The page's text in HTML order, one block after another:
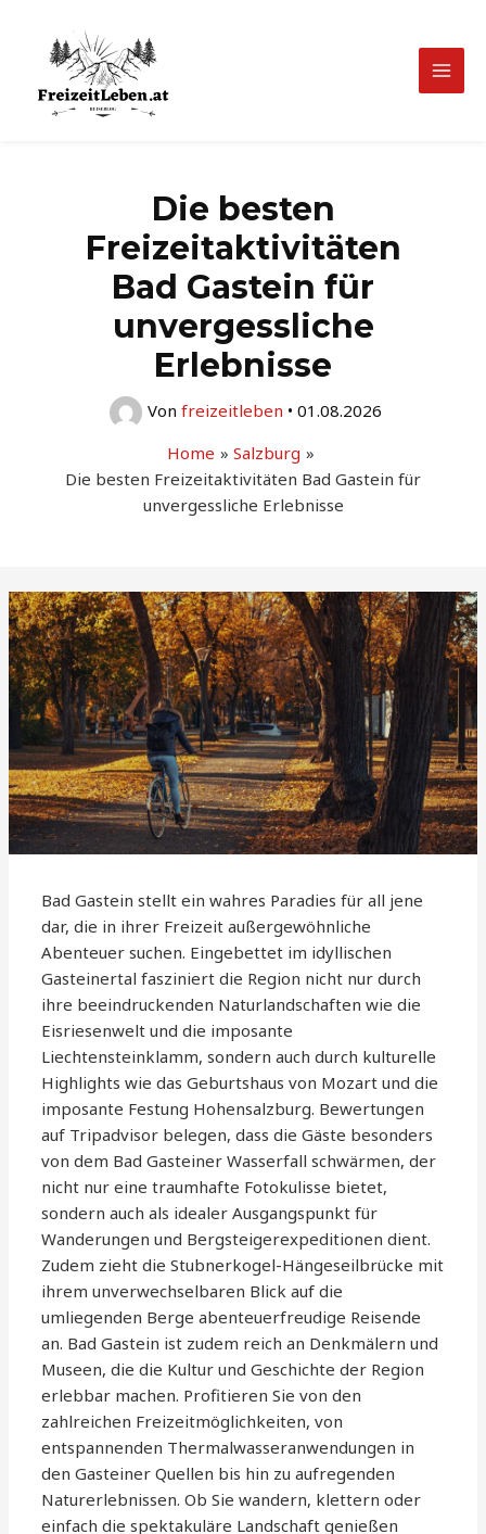
springen
Main
Die besten
Freizeitaktivitäten
Bad Gastein für
unvergessliche
Erlebnisse
Von freizeitleben • 01.08.2026
Home
Salzburg
Die besten Freizeitaktivitäten Bad Gastein für
unvergessliche Erlebnisse
Bad Gastein stellt ein wahres Paradies für all jene
dar, die in ihrer Freizeit außergewöhnliche
Abenteuer suchen. Eingebettet im idyllischen
Gasteinertal fasziniert die Region nicht nur durch
ihre beeindruckenden Naturlandschaften wie die
Eisriesenwelt und die imposante
Liechtensteinklamm, sondern auch durch kulturelle
Highlights wie das Geburtshaus von Mozart und die
imposante Festung Hohensalzburg. Bewertungen
auf Tripadvisor belegen, dass die Gäste besonders
von dem Bad Gasteiner Wasserfall schwärmen, der
nicht nur eine traumhafte Fotokulisse bietet,
sondern auch als idealer Ausgangspunkt für
Wanderungen und Bergsteigerexpeditionen dient.
Zudem zieht die Stubnerkogel-Hängeseilbrücke mit
ihrem unverwechselbaren Blick auf die
umliegenden Berge abenteuerfreudige Reisende
an. Bad Gastein ist zudem reich an Denkmälern und
Museen, die die Kultur und Geschichte der Region
erlebbar machen. Profitieren Sie von den
zahlreichen Freizeitmöglichkeiten, von
entspannenden Thermalwasseranwendungen in
den Gasteiner Quellen bis hin zu aufregenden
Naturerlebnissen. Ob Sie wandern, klettern oder
einfach die spektakuläre Landschaft genießen